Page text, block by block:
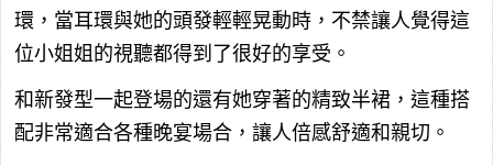
環，當耳環與她的頭發輕輕晃動時，不禁讓人覺得這
位小姐姐的視聽都得到了很好的享受。
和新發型一起登場的還有她穿著的精致半裙，這種搭
配非常適合各種晚宴場合，讓人倍感舒適和親切。